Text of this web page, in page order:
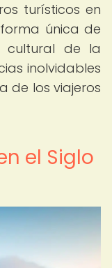
turísticos en
única de
cultural de la
inolvidables
de los viajeros
el Siglo